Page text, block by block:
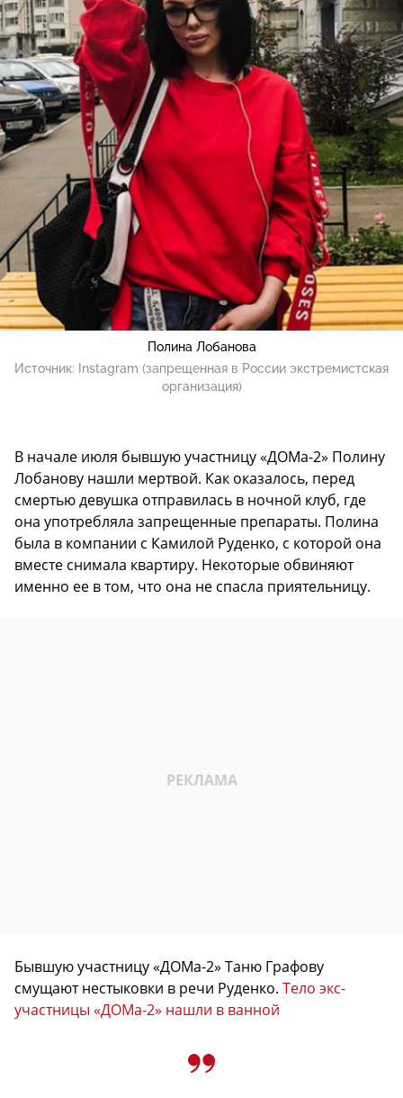
Полина Лобанова
Источник:
Instagram (запрещенная в России экстремистская
организация)
В начале июля бывшую участницу «ДОМа-2» Полину
Лобанову нашли мертвой. Как оказалось, перед
смертью девушка отправилась в ночной клуб, где
она употребляла запрещенные препараты. Полина
была в компании с Камилой Руденко, с которой она
вместе снимала квартиру. Некоторые обвиняют
именно ее в том, что она не спасла приятельницу.
Бывшую участницу «ДОМа-2» Таню Графову
смущают нестыковки в речи Руденко. Тело экс-
участницы «ДОМа-2» нашли в ванной